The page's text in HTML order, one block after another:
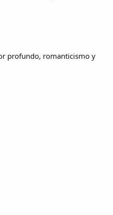
profundo, romanticismo y